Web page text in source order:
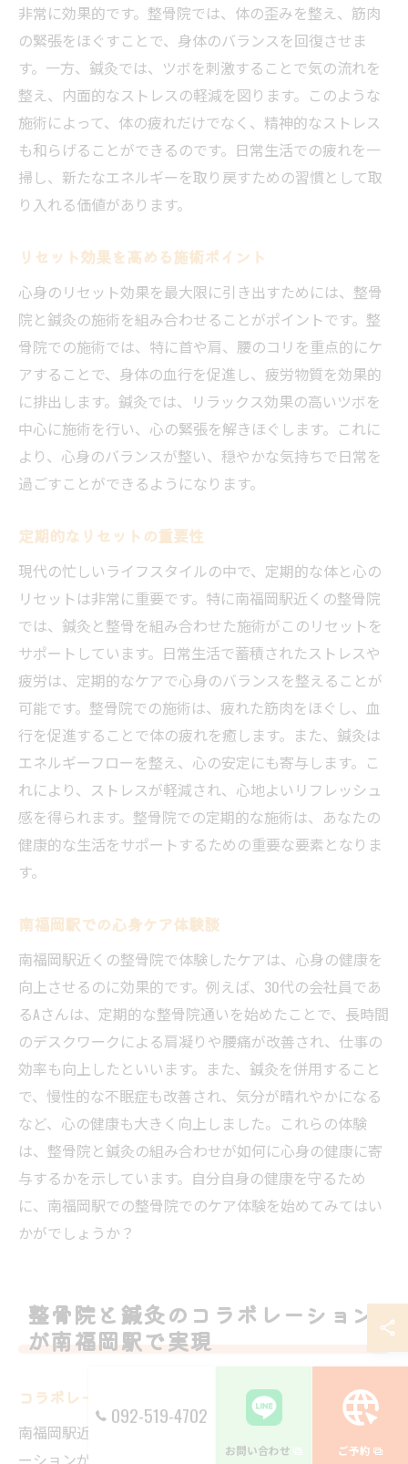
非常に効果的です。整骨院では、体の歪みを整え、筋肉
の緊張をほぐすことで、身体のバランスを回復させま
す。一方、鍼灸では、ツボを刺激することで気の流れを
整え、内面的なストレスの軽減を図ります。このような
施術によって、体の疲れだけでなく、精神的なストレス
も和らげることができるのです。日常生活での疲れを一
掃し、新たなエネルギーを取り戻すための習慣として取
り入れる価値があります。
リセット効果を高める施術ポイント
心身のリセット効果を最大限に引き出すためには、整骨
院と鍼灸の施術を組み合わせることがポイントです。整
骨院での施術では、特に首や肩、腰のコリを重点的にケ
アすることで、身体の血行を促進し、疲労物質を効果的
に排出します。鍼灸では、リラックス効果の高いツボを
中心に施術を行い、心の緊張を解きほぐします。これに
より、心身のバランスが整い、穏やかな気持ちで日常を
過ごすことができるようになります。
定期的なリセットの重要性
現代の忙しいライフスタイルの中で、定期的な体と心の
リセットは非常に重要です。特に南福岡駅近くの整骨院
では、鍼灸と整骨を組み合わせた施術がこのリセットを
サポートしています。日常生活で蓄積されたストレスや
疲労は、定期的なケアで心身のバランスを整えることが
可能です。整骨院での施術は、疲れた筋肉をほぐし、血
行を促進することで体の疲れを癒します。また、鍼灸は
エネルギーフローを整え、心の安定にも寄与します。こ
れにより、ストレスが軽減され、心地よいリフレッシュ
感を得られます。整骨院での定期的な施術は、あなたの
健康的な生活をサポートするための重要な要素となりま
す。
南福岡駅での心身ケア体験談
南福岡駅近くの整骨院で体験したケアは、心身の健康を
向上させるのに効果的です。例えば、30代の会社員であ
るAさんは、定期的な整骨院通いを始めたことで、長時間
のデスクワークによる肩凝りや腰痛が改善され、仕事の
効率も向上したといいます。また、鍼灸を併用すること
で、慢性的な不眠症も改善され、気分が晴れやかになる
など、心の健康も大きく向上しました。これらの体験
は、整骨院と鍼灸の組み合わせが如何に心身の健康に寄
与するかを示しています。自分自身の健康を守るため
に、南福岡駅での整骨院でのケア体験を始めてみてはい
かがでしょうか？
整骨院と鍼灸のコラボレーション
が南福岡駅で実現
コラボレーションの背景と目的
南福岡駅近くにある整骨院では、鍼灸と整骨のコラボレ
ーションが新たなケア体験を提供しています。このコラ
092-519-4702
お問い合わせ ご予約